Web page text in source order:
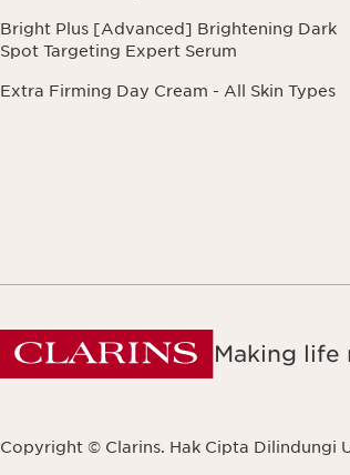
Bright Plus [Advanced] Brightening Dark
Spot Targeting Expert Serum
Extra Firming Day Cream - All Skin Types
Making life
Copyright © Clarins. Hak Cipta Dilindungi